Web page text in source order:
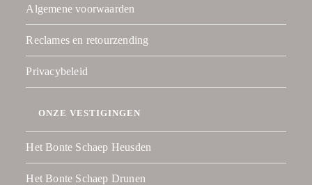
Algemene voorwaarden
Reclames en retourzending
Privacybeleid
ONZE VESTIGINGEN
Het Bonte Schaep Heusden
Het Bonte Schaep Drunen